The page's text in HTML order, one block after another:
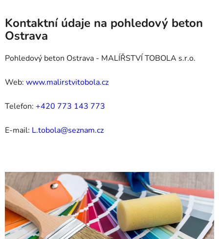
Kontaktní údaje na pohledový beton
Ostrava
Pohledový beton Ostrava - MALÍŘSTVÍ TOBOLA s.r.o.
Web: www.malirstvitobola.cz
Telefon: +420 773 143 773
E-mail: L.tobola@seznam.cz